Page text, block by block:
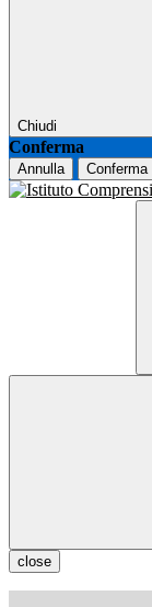
Chiudi
Conferma
Annulla Conferma
close